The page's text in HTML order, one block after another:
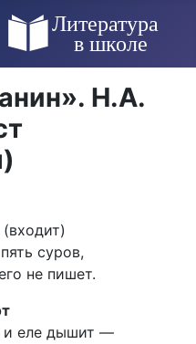
Н.А.
(входит)
суров,
не пишет.
и еле дышит —